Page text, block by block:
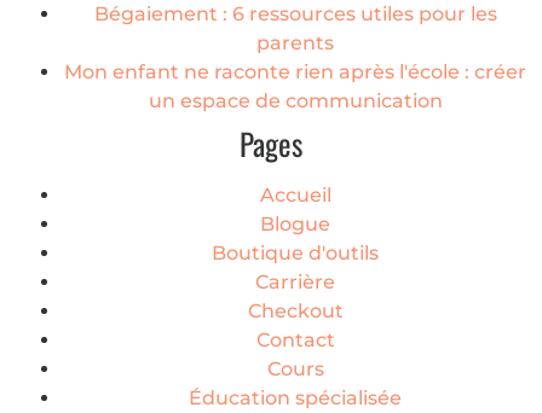
Bégaiement : 6 ressources utiles pour les
parents
Mon enfant ne raconte rien après l'école : créer
un espace de communication
Pages
Accueil
Blogue
Boutique d'outils
Carrière
Checkout
Contact
Cours
Éducation spécialisée